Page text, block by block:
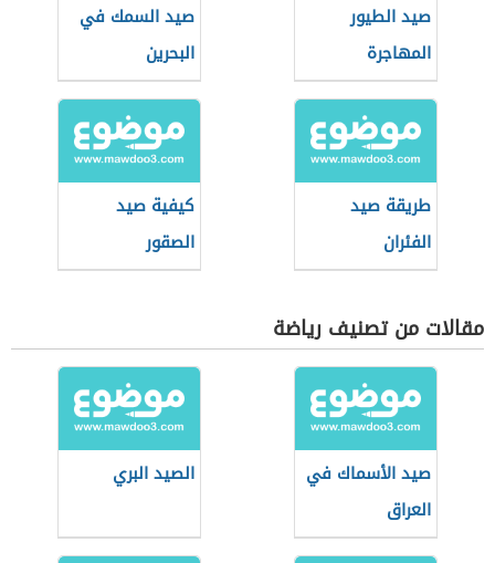
صيد الطيور
المهاجرة
صيد السمك في
البحرين
طريقة صيد
الفئران
كيفية صيد
الصقور
مقالات من تصنيف رياضة
صيد الأسماك في
العراق
الصيد البري